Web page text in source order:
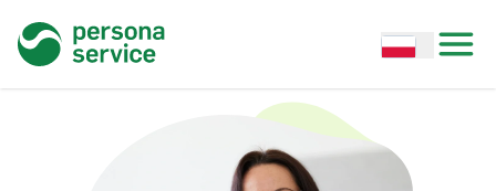
persona service Open options